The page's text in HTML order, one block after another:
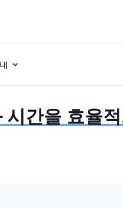
간을 효율